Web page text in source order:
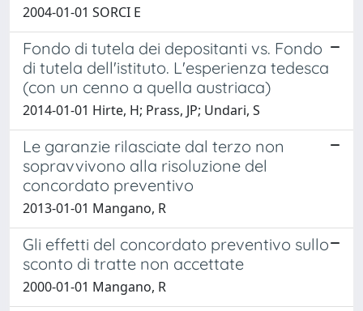
2004-01-01 SORCI E
Fondo di tutela dei depositanti vs. Fondo
di tutela dell'istituto. L'esperienza tedesca
(con un cenno a quella austriaca)
2014-01-01 Hirte, H; Prass, JP; Undari, S
Le garanzie rilasciate dal terzo non
sopravvivono alla risoluzione del
concordato preventivo
2013-01-01 Mangano, R
Gli effetti del concordato preventivo sullo
sconto di tratte non accettate
2000-01-01 Mangano, R